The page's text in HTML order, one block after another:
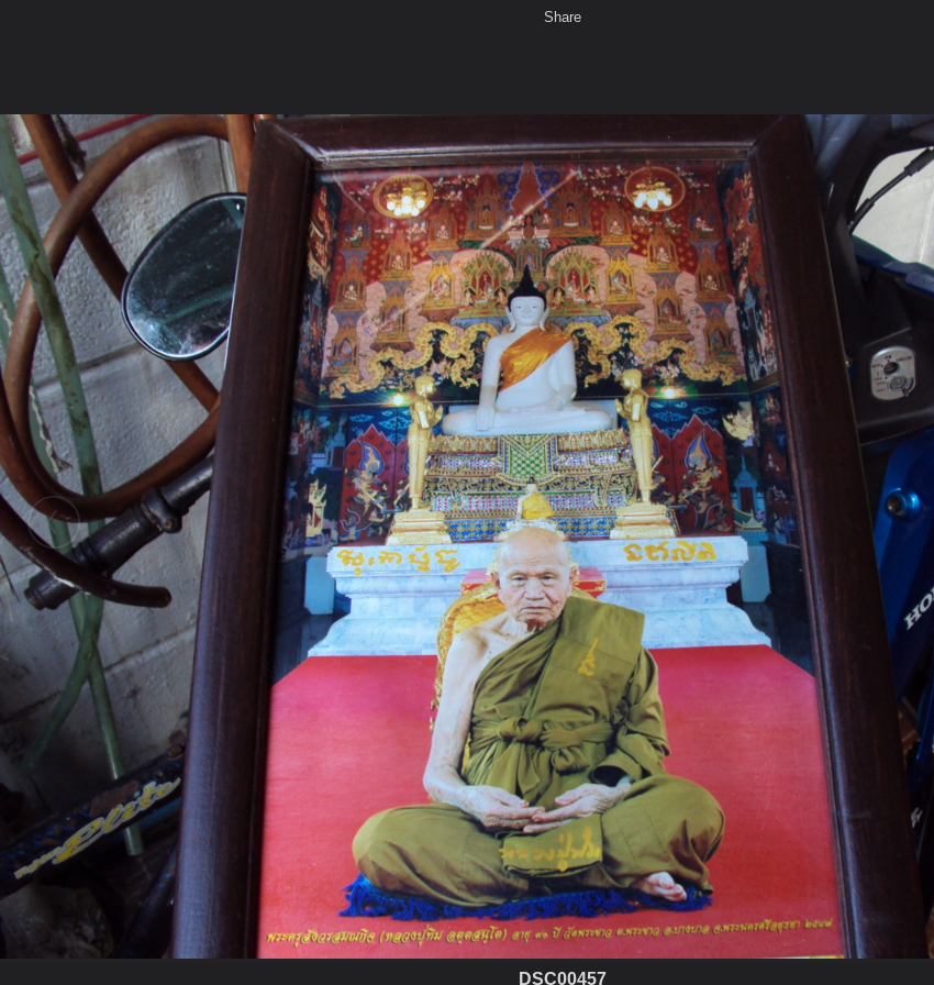
หน้าแรก รูปภาพ General ดอน๑๖๖ หลวงปู่ทิม วัดพระขาว
DSC00457
หน้าแรก เว็บบอร์ด มีอะไรใหม่ วิดีโอ
หมวดหมู่ มีอะไรใหม่ คอลเล็คชั่น สถานที่ กล้อง แท็ก
ห้องสนทนา
Share
DSC00457